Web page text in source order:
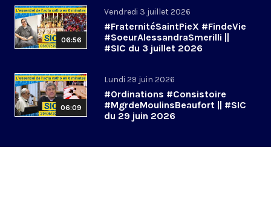
06:56
Vendredi 3 juillet 2026
#FraternitéSaintPieX #FindeVie
#SoeurAlessandraSmerilli ||
#SIC du 3 juillet 2026
06:09
Lundi 29 juin 2026
#Ordinations #Consistoire
#MgrdeMoulinsBeaufort || #SIC
du 29 juin 2026